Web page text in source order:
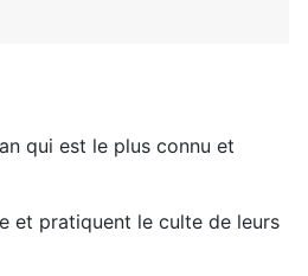
qui est le plus connu et
et pratiquent le culte de leurs